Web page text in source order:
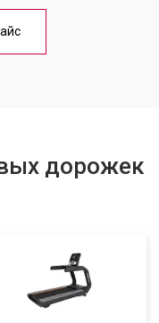
1000 ₽
дорожек